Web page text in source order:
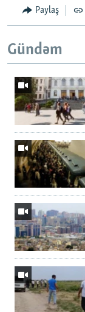
Paylaş
Gündəm